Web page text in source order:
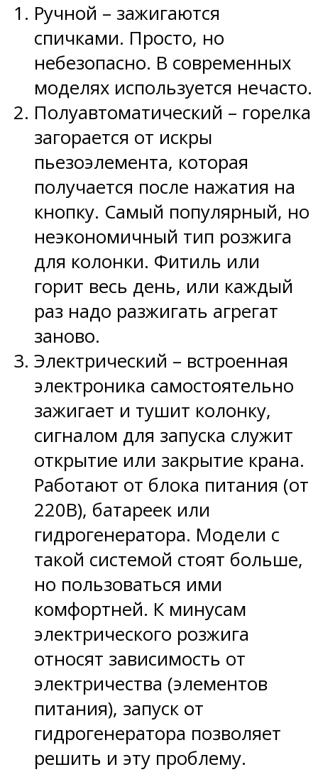
Ручной – зажигаются
спичками. Просто, но
небезопасно. В современных
моделях используется нечасто.
Полуавтоматический – горелка
загорается от искры
пьезоэлемента, которая
получается после нажатия на
кнопку. Самый популярный, но
неэкономичный тип розжига
для колонки. Фитиль или
горит весь день, или каждый
раз надо разжигать агрегат
заново.
Электрический – встроенная
электроника самостоятельно
зажигает и тушит колонку,
сигналом для запуска служит
открытие или закрытие крана.
Работают от блока питания (от
220В), батареек или
гидрогенератора. Модели с
такой системой стоят больше,
но пользоваться ими
комфортней. К минусам
электрического розжига
относят зависимость от
электричества (элементов
питания), запуск от
гидрогенератора позволяет
решить и эту проблему.